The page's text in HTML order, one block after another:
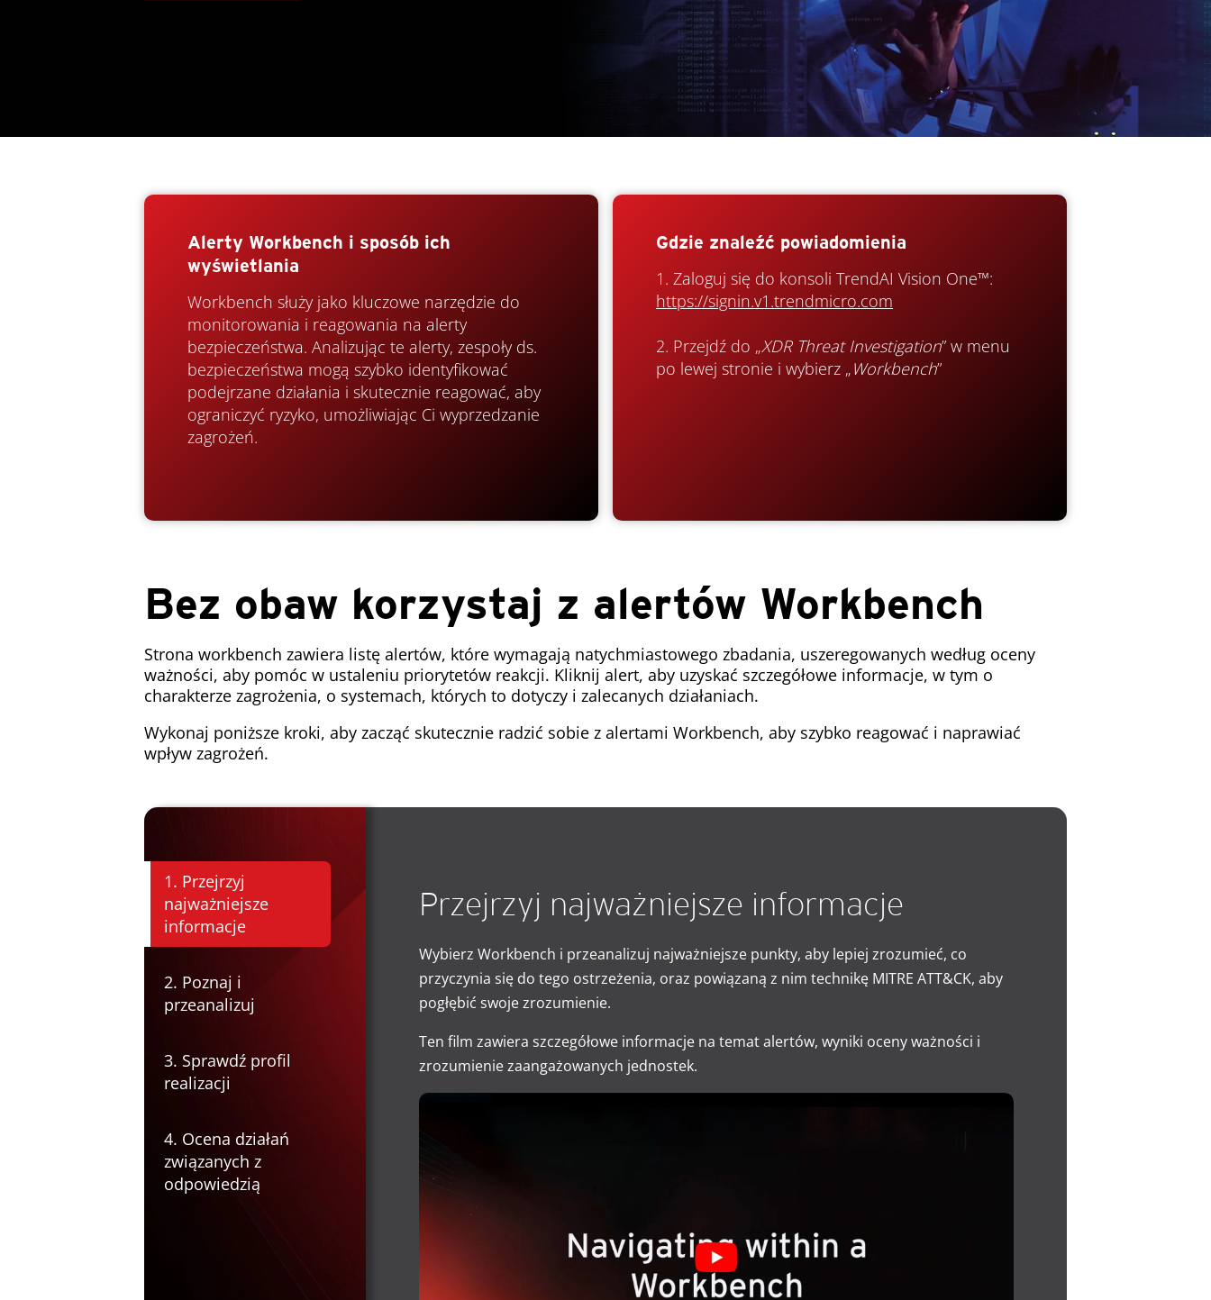
Alerty Workbench i sposób ich
wyświetlania
Workbench służy jako kluczowe narzędzie do
monitorowania i reagowania na alerty
bezpieczeństwa. Analizując te alerty, zespoły ds.
bezpieczeństwa mogą szybko identyfikować
podejrzane działania i skutecznie reagować, aby
ograniczyć ryzyko, umożliwiając Ci wyprzedzanie
zagrożeń.
Gdzie znaleźć powiadomienia
1. Zaloguj się do konsoli TrendAI Vision One™:
https://signin.v1.trendmicro.com
2. Przejdź do „XDR Threat Investigation” w menu
po lewej stronie i wybierz „Workbench”
Bez obaw korzystaj z alertów Workbench
Strona workbench zawiera listę alertów, które wymagają natychmiastowego zbadania, uszeregowanych według oceny
ważności, aby pomóc w ustaleniu priorytetów reakcji. Kliknij alert, aby uzyskać szczegółowe informacje, w tym o
charakterze zagrożenia, o systemach, których to dotyczy i zalecanych działaniach.
Wykonaj poniższe kroki, aby zacząć skutecznie radzić sobie z alertami Workbench, aby szybko reagować i naprawiać
wpływ zagrożeń.
1. Przejrzyj
najważniejsze
informacje
2. Poznaj i
przeanalizuj
3. Sprawdź profil
realizacji
4. Ocena działań
związanych z
odpowiedzią
Przejrzyj najważniejsze informacje
Wybierz Workbench i przeanalizuj najważniejsze punkty, aby lepiej zrozumieć, co
przyczynia się do tego ostrzeżenia, oraz powiązaną z nim technikę MITRE ATT&CK, aby
pogłębić swoje zrozumienie.
Ten film zawiera szczegółowe informacje na temat alertów, wyniki oceny ważności i
zrozumienie zaangażowanych jednostek.